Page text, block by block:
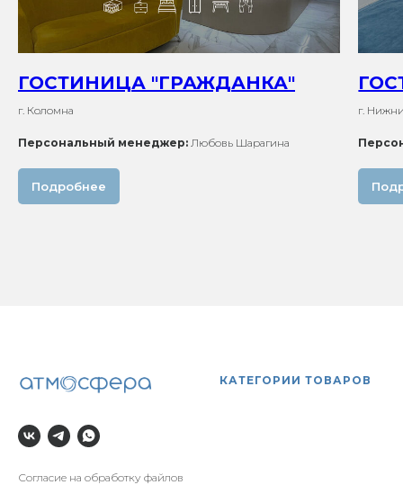
ГОСТИНИЦА "ГРАЖДАНКА"
г. Коломна
Персональный менеджер: Любовь Шарагина
Подробнее
г.
Согласие на обработку файлов
КАТЕГОРИИ ТОВАРОВ